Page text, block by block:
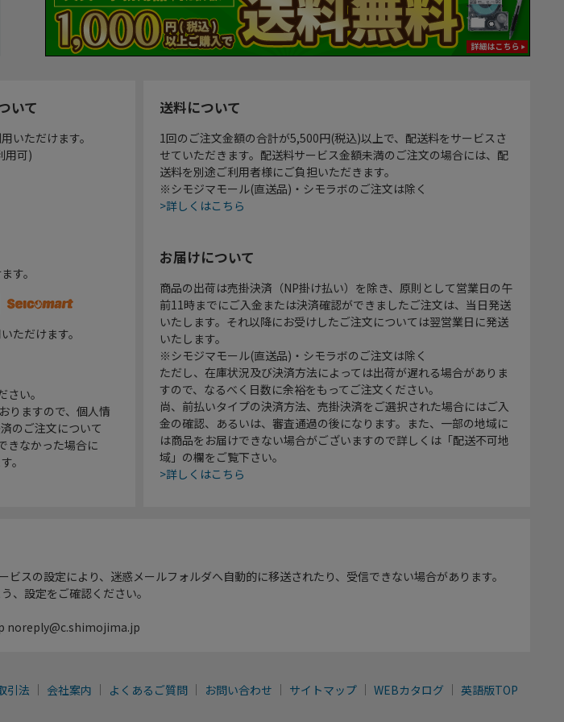
いて
いただけます。
用可)
す。
ただけます。
い。
りますので、個人情
のご注文について
きなかった場合に
。
送料について
1回のご注文金額の合計が5,500円(税込)以上で、配送料をサービスさ
せていただきます。配送料サービス金額未満のご注文の場合には、配
送料を別途ご利用者様にご負担いただきます。
※シモジマモール(直送品)・シモラボのご注文は除く
>詳しくはこちら
お届けについて
商品の出荷は売掛決済（NP掛け払い）を除き、原則として営業日の午
前11時までにご入金または決済確認ができましたご注文は、当日発送
いたします。それ以降にお受けしたご注文については翌営業日に発送
いたします。
※シモジマモール(直送品)・シモラボのご注文は除く
ただし、在庫状況及び決済方法によっては出荷が遅れる場合がありま
すので、なるべく日数に余裕をもってご注文ください。
尚、前払いタイプの決済方法、売掛決済をご選択された場合にはご入
金の確認、あるいは、審査通過の後になります。また、一部の地域に
は商品をお届けできない場合がございますので詳しくは「配送不可地
域」の欄をご覧下さい。
>詳しくはこちら
ビスの設定により、迷惑メールフォルダへ自動的に移送されたり、受信できない場合があります。
、設定をご確認ください。
noreply@c.shimojima.jp
引法 会社案内 よくあるご質問 お問い合わせ サイトマップ WEBカタログ 英語版TOP